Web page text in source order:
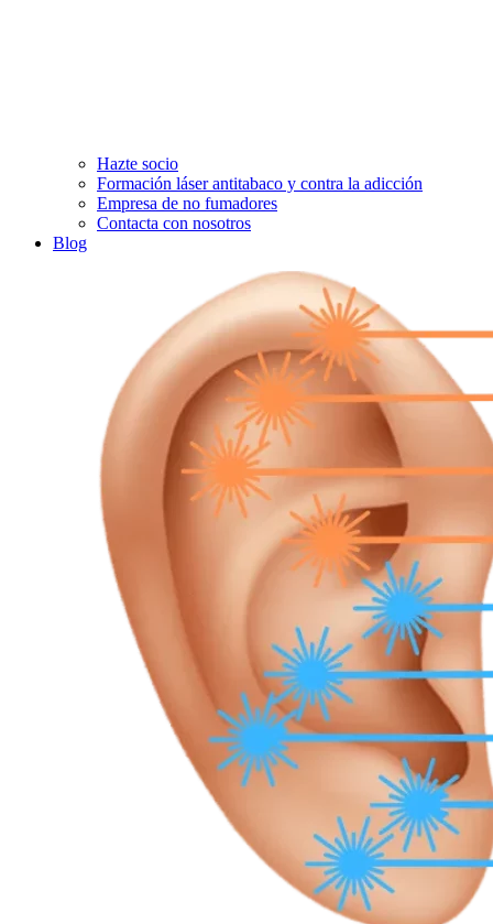
Hazte socio
Formación láser antitabaco y contra la adicción
Empresa de no fumadores
Contacta con nosotros
Blog